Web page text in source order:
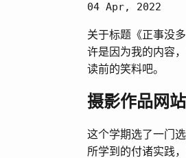
04 Apr, 2022
关于标题《正事没
许是因为我的内容
读前的笑料吧。
摄影作品网站
这个学期选了一门
所学到的付诸实践